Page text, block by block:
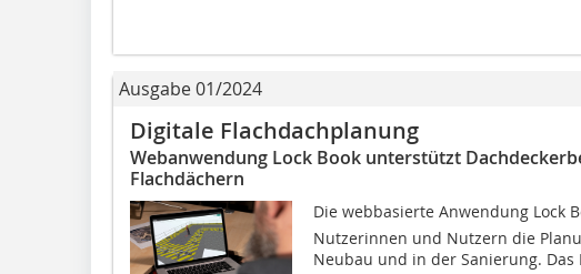
Ausgabe 01/2024
Digitale Flachdachplanung
Webanwendung Lock Book unterstützt
Flachdächern
Die webbasierte Anwendung Lock
Nutzerinnen und Nutzern die
Neubau und in der Sanierung. Das